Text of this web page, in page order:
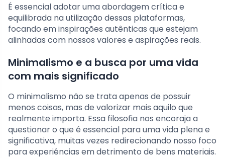
É essencial adotar uma abordagem crítica e
equilibrada na utilização dessas plataformas,
focando em inspirações autênticas que estejam
alinhadas com nossos valores e aspirações reais.
Minimalismo e a busca por uma vida
com mais significado
O minimalismo não se trata apenas de possuir
menos coisas, mas de valorizar mais aquilo que
realmente importa. Essa filosofia nos encoraja a
questionar o que é essencial para uma vida plena e
significativa, muitas vezes redirecionando nosso foco
para experiências em detrimento de bens materiais.